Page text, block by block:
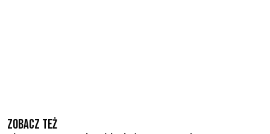
Zobacz też